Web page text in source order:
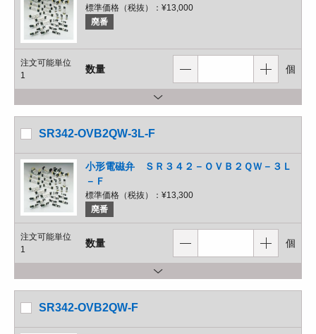
標準価格（税抜）： ¥13,000
廃番
注文可能単位
1
数量 個
SR342-OVB2QW-3L-F
小形電磁弁 ＳＲ３４２－ＯＶＢ２ＱＷ－３Ｌ
－Ｆ
標準価格（税抜）： ¥13,300
廃番
注文可能単位
1
数量 個
SR342-OVB2QW-F